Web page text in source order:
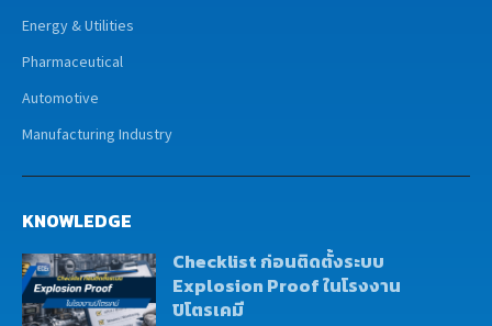
Energy & Utilities
Pharmaceutical
Automotive
Manufacturing Industry
KNOWLEDGE
Checklist ก่อนติดตั้งระบบ
Explosion Proof ในโรงงาน
ปิโตรเคมี